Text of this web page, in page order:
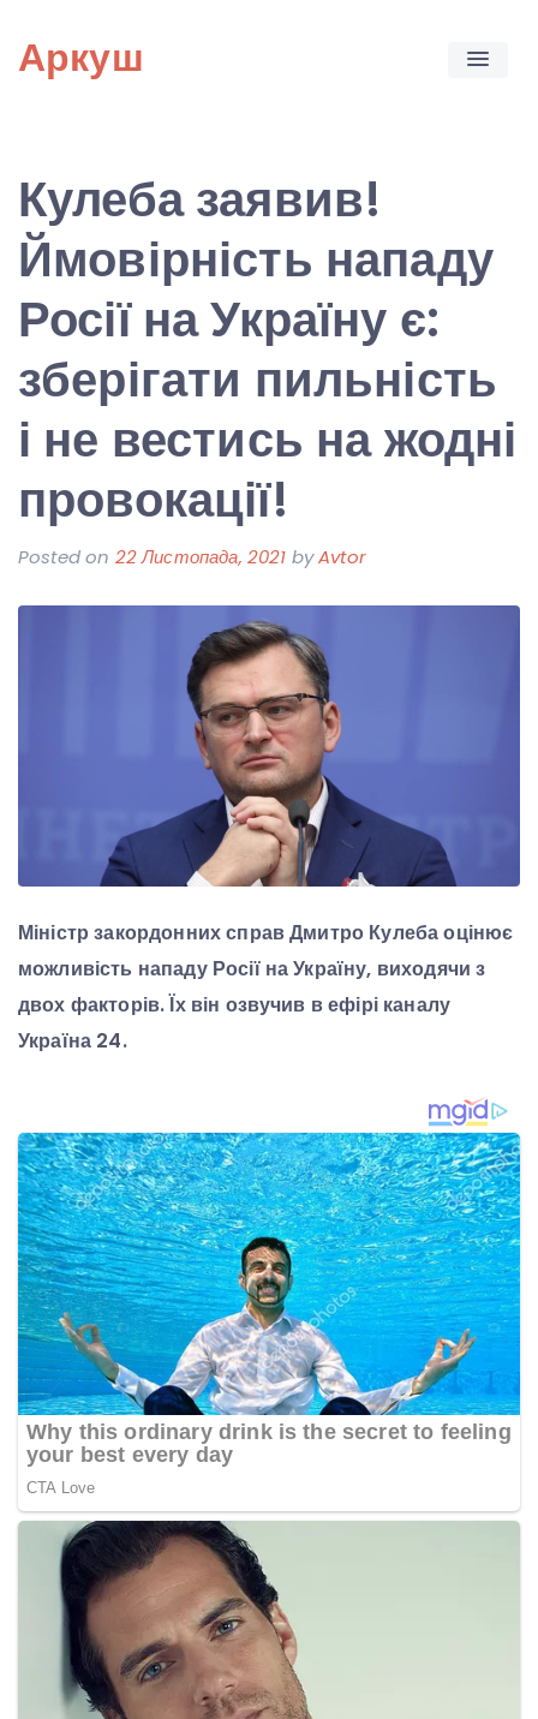
content
Аркуш
Кулеба заявив!
Ймовірність нападу
Росії на Україну є:
зберігати пильність
і не вестись на жодні
провокації!
Posted on 22 Листопада, 2021 byAvtor
Міністр закордонних справ Дмитро Кулеба оцінює
можливість нападу Росії на Україну, виходячи з
двох факторів. Їх він озвучив в ефірі каналу
Україна 24.